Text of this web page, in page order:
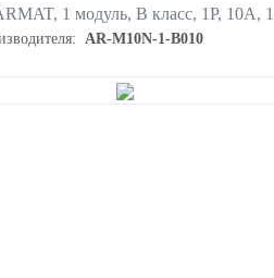
1 модуль, B класс, 1P,
AR-M10N-1-B010